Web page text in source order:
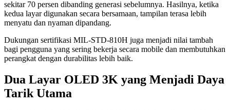
sekitar 70 persen dibanding generasi sebelumnya. Hasilnya, ketika
kedua layar digunakan secara bersamaan, tampilan terasa lebih
menyatu dan nyaman dipandang.
Dukungan sertifikasi MIL-STD-810H juga menjadi nilai tambah
bagi pengguna yang sering bekerja secara mobile dan membutuhkan
perangkat dengan durabilitas lebih baik.
Dua Layar OLED 3K yang Menjadi Daya
Tarik Utama